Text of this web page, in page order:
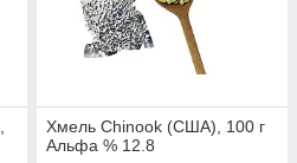
Хмель Chinook (США), 100 г
Альфа % 12.8